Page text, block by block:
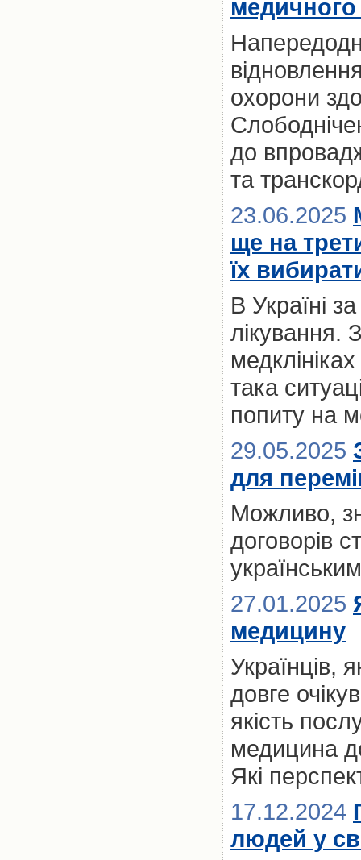
медичного
охорони
до
та
23.06.2025
ще на
їх
В Україні
лікування.
така
попиту на
29.05.2025
для
Можливо,
договорів
27.01.2025
медицину
Українців,
довге
якість
медицина
Які
17.12.2024
людей у